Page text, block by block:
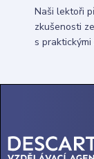
Naši lektoři
zkušenosti
s